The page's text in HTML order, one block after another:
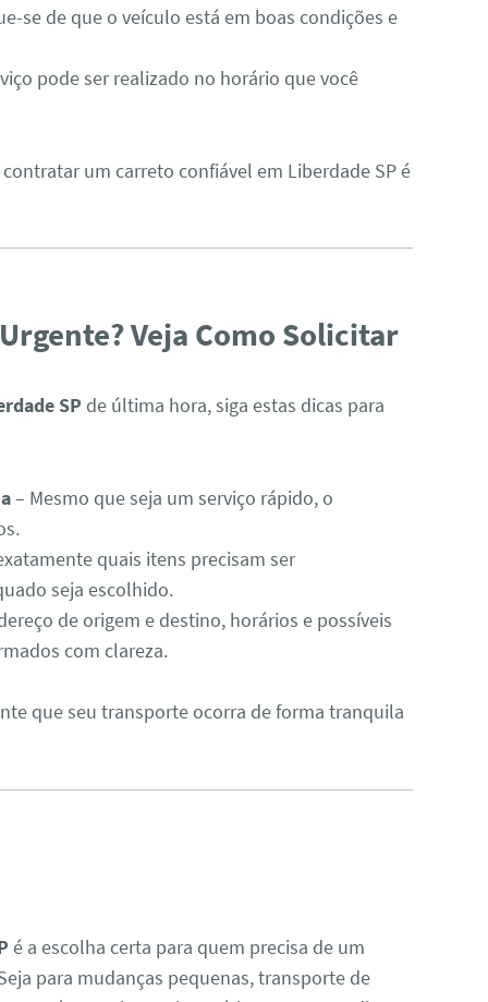
se de que o veículo está em boas condições e
pode ser realizado no horário que você
um carreto confiável em Liberdade SP é
Veja Como Solicitar
SP de última hora, siga estas dicas para
– Mesmo que seja um serviço rápido, o
quais itens precisam ser
seja escolhido.
de origem e destino, horários e possíveis
com clareza.
que seu transporte ocorra de forma tranquila
é a escolha certa para quem precisa de um
para mudanças pequenas, transporte de